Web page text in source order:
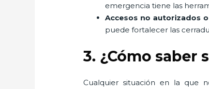
emergencia tiene las
Accesos no autorizados
puede fortalecer las
3. ¿Cómo saber
Cualquier situación en la que